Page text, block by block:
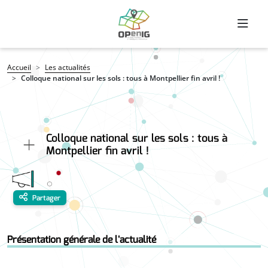
Fil d'Ariane
Accueil
Les actualités
Colloque national sur les sols : tous à Montpellier fin avril !
Colloque national sur les sols : tous à
Montpellier fin avril !
Partager
Présentation générale de l'actualité